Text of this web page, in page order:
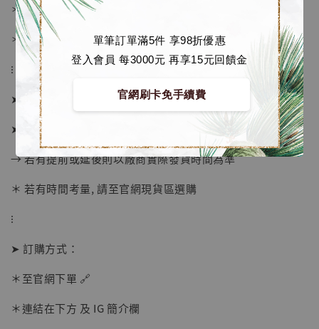
單筆訂單滿5件 享98折優惠
登入會員 每3000元 再享15元回饋金
官網刷卡免手續費
【店內現貨】海賊王 系列蒐藏雕像 布魯克達
NT$ 1,870
＊ 國際運費另計
＊ 刷卡免手續費
⁝
➤ 預購截止日：待工作室通知
➤ 預計發貨日：2027年1-3月 (僅供參考)
→ 若有提前或延後則以廠商實際發貨時間為準
＊ 若有時間考量, 請至官網現貨區選購
⁝
➤ 訂購方式：
＊至官網下單 🔗
＊連結在下方 及 IG 簡介欄